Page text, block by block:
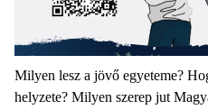
Milyen lesz a jövő egyeteme?
helyzete? Milyen szerep jut